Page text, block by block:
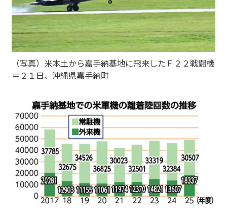
（写真）米本土から嘉手納基地に飛来したＦ２２戦闘機
＝２１日、沖縄県嘉手納町